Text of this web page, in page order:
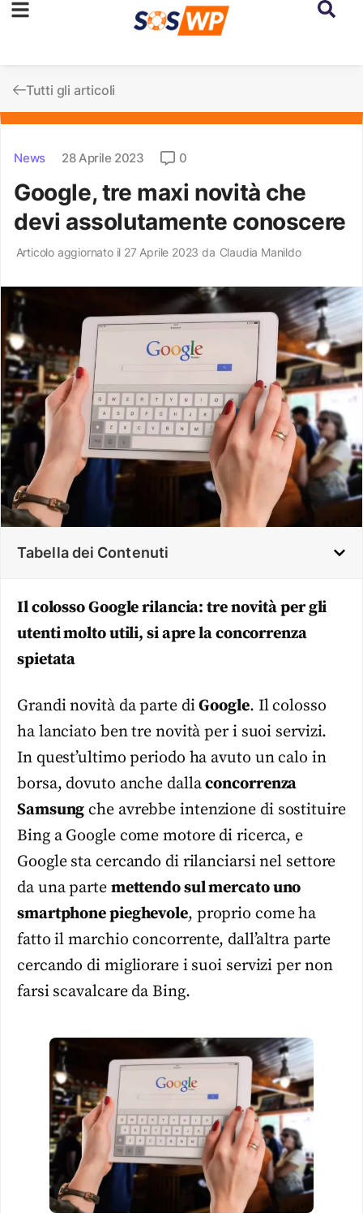
Tutti gli articoli
News 28 Aprile 2023 0
Google, tre maxi novità che
devi assolutamente conoscere
Articolo aggiornato il 27 Aprile 2023 da Claudia Manildo
Tabella dei Contenuti
Il colosso Google rilancia: tre novità per gli
utenti molto utili, si apre la concorrenza
spietata
Grandi novità da parte diGoogle. Il colosso
ha lanciato ben tre novità per i suoi servizi.
In quest’ultimo periodo ha avuto un calo in
borsa, dovuto anche dallaconcorrenza
Samsung che avrebbe intenzione di sostituire
Bing a Google come motore di ricerca, e
Google sta cercando di rilanciarsi nel settore
da una parte mettendo sul mercato uno
smartphone pieghevole, proprio come ha
fatto il marchio concorrente, dall’altra parte
cercando di migliorare i suoi servizi per non
farsi scavalcare da Bing.